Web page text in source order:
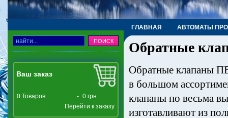
ГЛАВНАЯ АВТОМАТЫ
ТРУБЫ, ФИТИНГИ, КРАНЫ
Ваш заказ
0 Товаров - 0 грн
Перейти к заказу
Обратные
Обратные клапаны
в большом
клапаны по весьма
изготавливают из